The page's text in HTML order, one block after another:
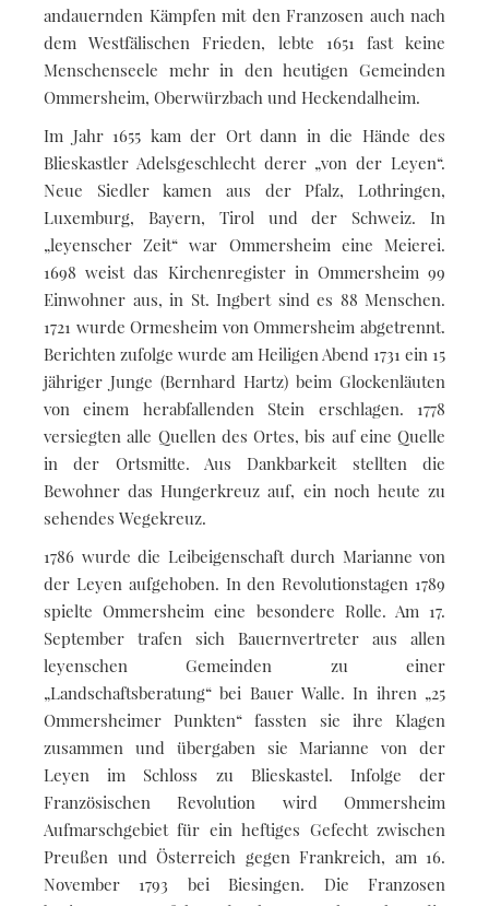
andauernden Kämpfen mit den Franzosen auch nach
dem Westfälischen Frieden, lebte 1651 fast keine
Menschenseele mehr in den heutigen Gemeinden
Ommersheim, Oberwürzbach und Heckendalheim.
Im Jahr 1655 kam der Ort dann in die Hände des
Blieskastler Adelsgeschlecht derer „von der Leyen“.
Neue Siedler kamen aus der Pfalz, Lothringen,
Luxemburg, Bayern, Tirol und der Schweiz. In
„leyenscher Zeit“ war Ommersheim eine Meierei.
1698 weist das Kirchenregister in Ommersheim 99
Einwohner aus, in St. Ingbert sind es 88 Menschen.
1721 wurde Ormesheim von Ommersheim abgetrennt.
Berichten zufolge wurde am Heiligen Abend 1731 ein 15
jähriger Junge (Bernhard Hartz) beim Glockenläuten
von einem herabfallenden Stein erschlagen. 1778
versiegten alle Quellen des Ortes, bis auf eine Quelle
in der Ortsmitte. Aus Dankbarkeit stellten die
Bewohner das Hungerkreuz auf, ein noch heute zu
sehendes Wegekreuz.
1786 wurde die Leibeigenschaft durch Marianne von
der Leyen aufgehoben. In den Revolutionstagen 1789
spielte Ommersheim eine besondere Rolle. Am 17.
September trafen sich Bauernvertreter aus allen
leyenschen Gemeinden zu einer
„Landschaftsberatung“ bei Bauer Walle. In ihren „25
Ommersheimer Punkten“ fassten sie ihre Klagen
zusammen und übergaben sie Marianne von der
Leyen im Schloss zu Blieskastel. Infolge der
Französischen Revolution wird Ommersheim
Aufmarschgebiet für ein heftiges Gefecht zwischen
Preußen und Österreich gegen Frankreich, am 16.
November 1793 bei Biesingen. Die Franzosen